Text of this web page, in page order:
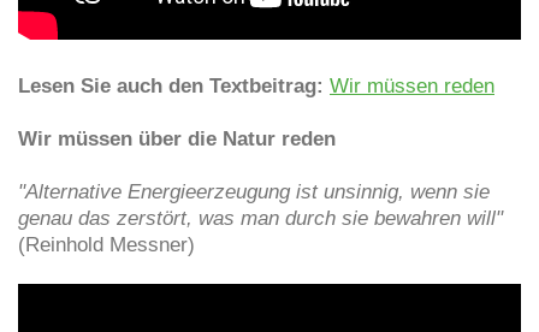
Lesen Sie auch den Textbeitrag: Wir müssen reden
Wir müssen über die Natur reden
"Alternative Energieerzeugung ist unsinnig, wenn sie
genau das zerstört, was man durch sie bewahren will"
(Reinhold Messner)